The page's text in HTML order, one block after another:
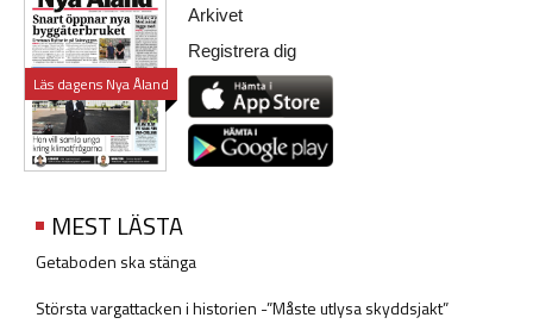
Läs dagens Nya Åland
Arkivet
Registrera dig
MEST LÄSTA
Getaboden ska stänga
Största vargattacken i historien -”Måste utlysa skyddsjakt”